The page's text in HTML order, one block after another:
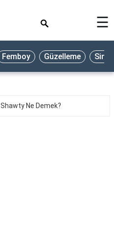
☰
Femboy Güzelleme
Shawty Ne Demek?